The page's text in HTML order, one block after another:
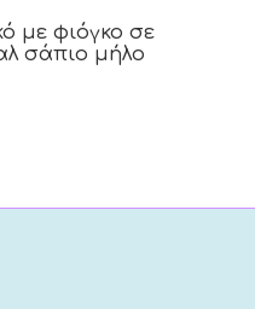
με φιόγκο σε
σάπιο μήλο